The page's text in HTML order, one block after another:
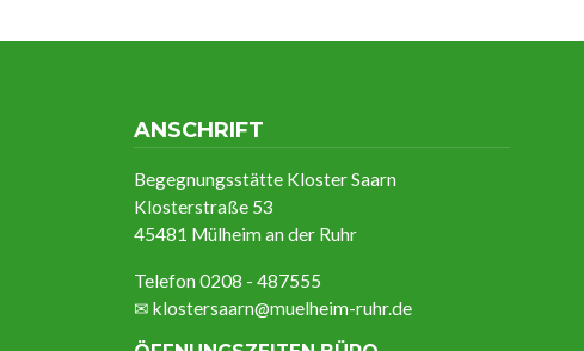
ANSCHRIFT
Begegnungsstätte Kloster Saarn
Klosterstraße 53
45481 Mülheim an der Ruhr
Telefon 0208 - 487555
✉ klostersaarn@muelheim-ruhr.de